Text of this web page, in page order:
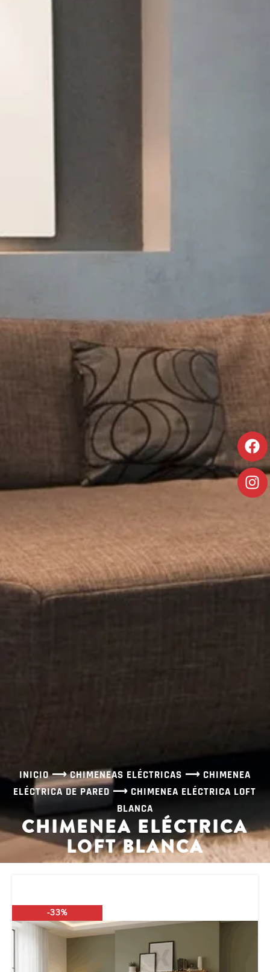
INICIO⟶CHIMENEAS ELÉCTRICAS ⟶ CHIMENEA
ELÉCTRICA DE PARED ⟶ CHIMENEA ELÉCTRICA LOFT
BLANCA
CHIMENEA ELÉCTRICA
LOFT BLANCA
-33%